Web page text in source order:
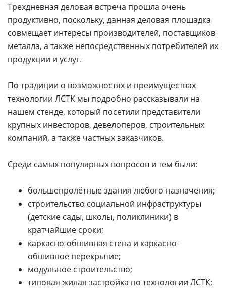
Трехдневная деловая встреча прошла очень
продуктивно, поскольку, данная деловая площадка
совмещает интересы производителей, поставщиков
металла, а также непосредственных потребителей их
продукции и услуг.
По традиции о возможностях и преимуществах
технологии ЛСТК мы подробно рассказывали на
нашем стенде, который посетили представители
крупных инвесторов, девелоперов, строительных
компаний, а также частных заказчиков.
Среди самых популярных вопросов и тем были:
большепролётные здания любого назначения;
строительство социальной инфраструктуры
(детские сады, школы, поликлиники) в
кратчайшие сроки;
каркасно-обшивная стена и каркасно-
обшивное перекрытие;
модульное строительство;
типовая жилая застройка по технологии ЛСТК;